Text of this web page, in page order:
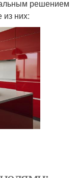
решением
них: